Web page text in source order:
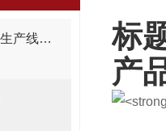
熔体压力表——挤出、注塑生产线的品质命脉！
标
产